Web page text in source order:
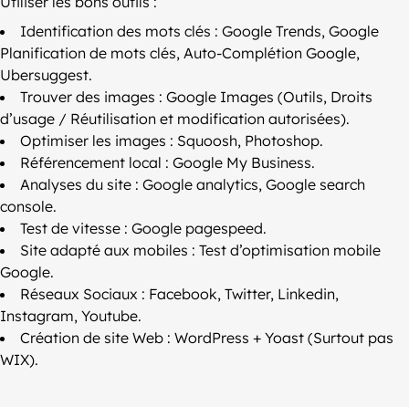
Identification des mots clés : Google Trends, Google
Planification de mots clés, Auto-Complétion Google,
Ubersuggest.
Trouver des images : Google Images (Outils, Droits
d’usage / Réutilisation et modification autorisées).
Optimiser les images : Squoosh, Photoshop.
Référencement local : Google My Business.
Analyses du site : Google analytics, Google search
console.
Test de vitesse : Google pagespeed.
Site adapté aux mobiles : Test d’optimisation mobile
Google.
Réseaux Sociaux : Facebook, Twitter, Linkedin,
Instagram, Youtube.
Création de site Web : WordPress + Yoast (Surtout pas
WIX).